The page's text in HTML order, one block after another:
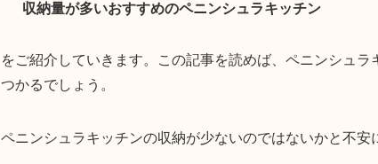
収納量が多いおすすめのペニンシュラキッチン
をご紹介していきます。この記事を読めば、ペニンシュ
つかるでしょう。
ペニンシュラキッチンの収納が少ないのではないかと不安